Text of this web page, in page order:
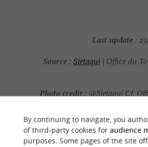
Last update :
Source : Sirtaqui | Office du
Photo credit :@Sirtaqui Cf.
By continuing to navigate, you
of third-party cookies for audience
purposes. Some pages of the site